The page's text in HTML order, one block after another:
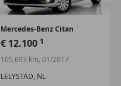
Mercedes-BenzCitan
€ 12.100 1
105.693 km, 01/2017
LELYSTAD, NL